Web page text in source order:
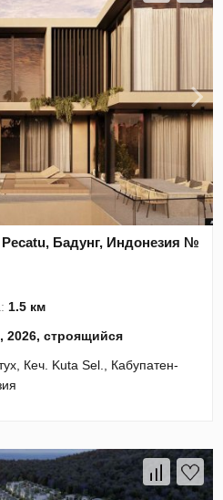
Бадунг, Индонезия №
1.5 км
2026, строящийся
Кеч. Kuta Sel., Кабупатен-